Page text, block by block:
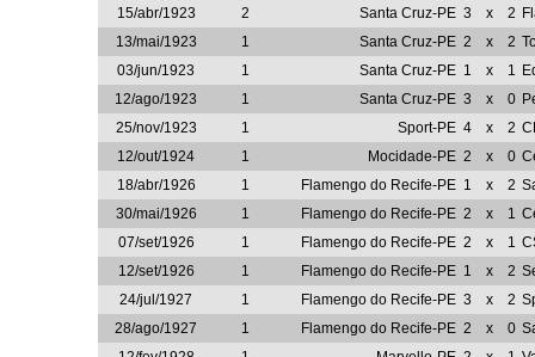
15/abr/1923
2 Santa Cruz-PE 3 x 2
13/mai/1923
1 Santa Cruz-PE 2 x 2
03/jun/1923
1 Santa Cruz-PE 1 x 1
12/ago/1923
1 Santa Cruz-PE 3 x 0
25/nov/1923
1 Sport-PE 4 x 2
12/out/1924
1 Mocidade-PE 2 x 0
18/abr/1926
1 Flamengo do Recife-PE 1 x 2
30/mai/1926
1 Flamengo do Recife-PE 2 x 1
07/set/1926
1 Flamengo do Recife-PE 2 x 1
12/set/1926
1 Flamengo do Recife-PE 1 x 2
24/jul/1927
1 Flamengo do Recife-PE 3 x 2
28/ago/1927
1 Flamengo do Recife-PE 2 x 0